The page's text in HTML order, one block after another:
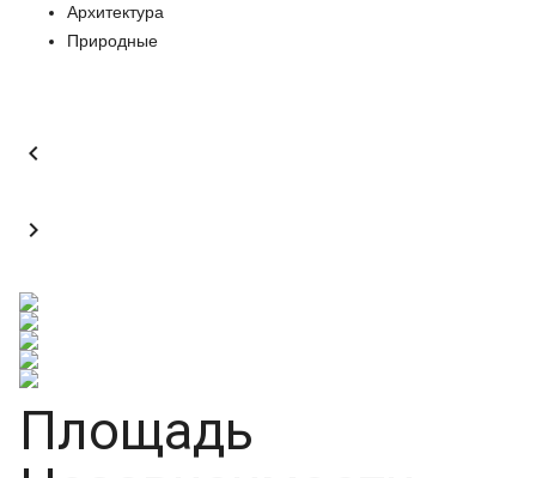
Архитектура
Природные


Площадь